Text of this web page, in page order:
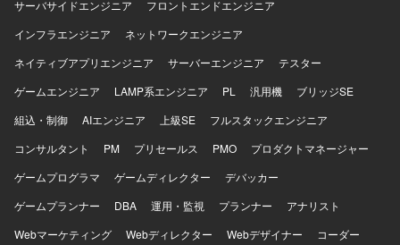
のCI/CDパイプライン構築も担当いただきます。さらに、オ
フィスネットワークとクラウドを接続するクラウド側ネッ
トワーク設定や、障害対応、バックアップおよびリスト
ア、権限、コスト監視などの運用設計も行っていただきま
用設計まで一人で完結できる自走力をお持ちの方を求めて
おります。セキュリティ、可用性、コストのトレードオフ
間を橋渡しできるコミュニケーション力を発揮いただける
方を想定しております。オンプレミス資産の制約を理解し
つつ、AWSマネージドサービスへ適切に置き換える設計判
断力をお持ちの方にマッチするポジションです。 【ポジシ
サーバサイドエンジニア
フロントエンドエンジニア
インフラエンジニア
ネットワークエンジニア
ネイティブアプリエンジニア
サーバーエンジニア
テスター
ゲームエンジニア
LAMP系エンジニア PL 汎用機
ブリッジSE
組込・制御
AIエンジニア 上級SE
フルスタックエンジニア
コンサルタント
PM プリセールス PMO
プロダクトマネージャー
ゲームプログラマ
ゲームディレクター
デバッカー
ゲームプランナー
DBA 運用・監視 プランナー
アナリスト
Webマーケティング
Webディレクター Webデザイナー
コーダー